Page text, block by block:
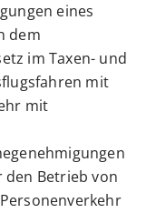
eines
dem
im Taxen- und
mit
mit
Betrieb von